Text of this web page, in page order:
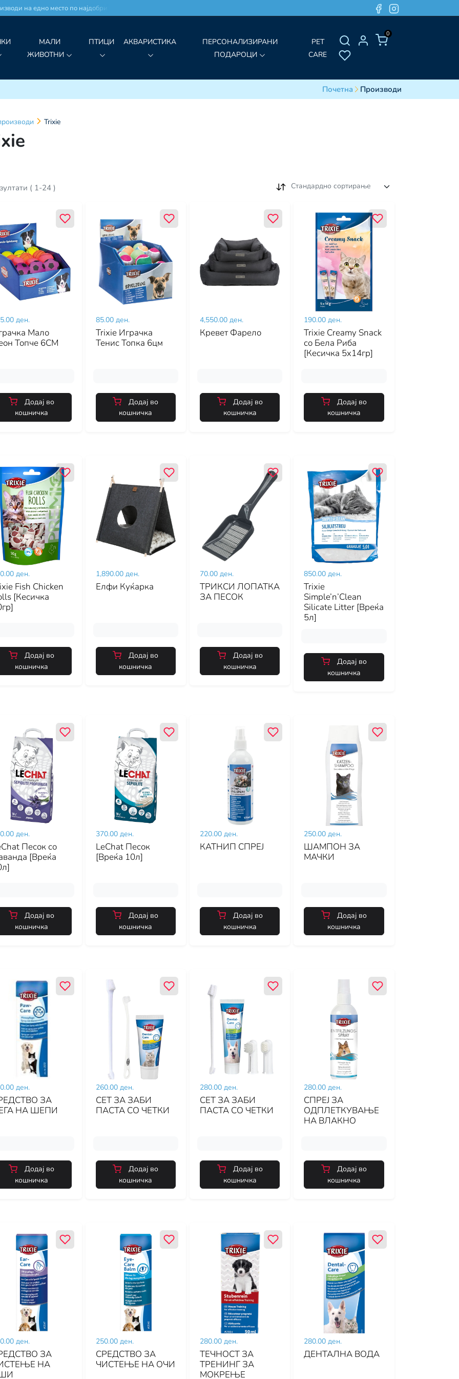
на едно место по најдобри цени!
0
МАЛИ
ЖИВОТНИ
ПТИЦИ АКВАРИСТИКА
ПЕРСОНАЛИЗИРАНИ
ПОДАРОЦИ
PET
CARE
Почетна Производи
Trixie
( 1-24 ) Стандардно сортирање
ден.
Мало
Топче 6CM
Додај во
кошничка
85.00 ден.
Trixie Играчка
Тенис Топка 6цм
Додај во
кошничка
4,550.00 ден.
Кревет Фарело
Додај во
кошничка
190.00 ден.
Trixie Creamy Snack
со Бела Риба
[Кесичка 5x14гр]
Додај во
кошничка
ден.
Fish Chicken
[Кесичка
Додај во
кошничка
1,890.00 ден.
Елфи Куќарка
Додај во
кошничка
70.00 ден.
ТРИКСИ ЛОПАТКА
ЗА ПЕСОК
Додај во
кошничка
850.00 ден.
Trixie
Simple’n’Clean
Silicate Litter [Вреќа
5л]
Додај во
кошничка
ден.
Песок со
[Вреќа
Додај во
кошничка
370.00 ден.
LeChat Песок
[Вреќа 10л]
Додај во
кошничка
220.00 ден.
КАТНИП СПРЕЈ
Додај во
кошничка
250.00 ден.
ШАМПОН ЗА
МАЧКИ
Додај во
кошничка
ден.
ЗА
НА ШЕПИ
Додај во
кошничка
260.00 ден.
СЕТ ЗА ЗАБИ
ПАСТА СО ЧЕТКИ
Додај во
кошничка
280.00 ден.
СЕТ ЗА ЗАБИ
ПАСТА СО ЧЕТКИ
Додај во
кошничка
280.00 ден.
СПРЕЈ ЗА
ОДПЛЕТКУВАЊЕ
НА ВЛАКНО
Додај во
кошничка
ден.
ЗА
НА
250.00 ден.
СРЕДСТВО ЗА
ЧИСТЕЊЕ НА ОЧИ
280.00 ден.
ТЕЧНОСТ ЗА
ТРЕНИНГ ЗА
МОКРЕЊЕ
280.00 ден.
ДЕНТАЛНА ВОДА